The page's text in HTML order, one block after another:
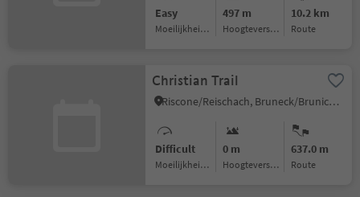
Easy
Moeilijkheidsgraad
497 m
Hoogteverschil
10.2 km
Route
Christian Trail
Riscone/Reischach, Bruneck/Brunico, Dolomites Region Kronplatz/Plan de Corones
Difficult
Moeilijkheidsgraad
0 m
Hoogteverschil
637.0 m
Route